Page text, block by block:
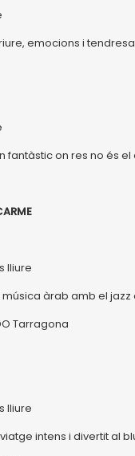
riure, emocions i tendresa
fantàstic on res no és
lliure
música àrab amb el
Tarragona
lliure
viatge intens i divertit